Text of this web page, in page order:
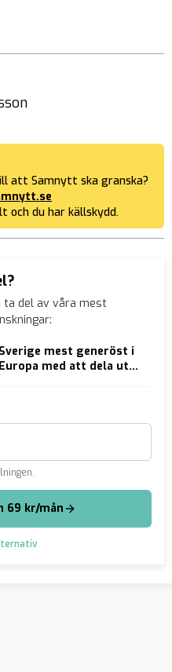
att Samnytt ska granska?
och du har källskydd.
ta del av våra mest
Sverige mest generöst i
Europa med att dela ut
69 kr/mån